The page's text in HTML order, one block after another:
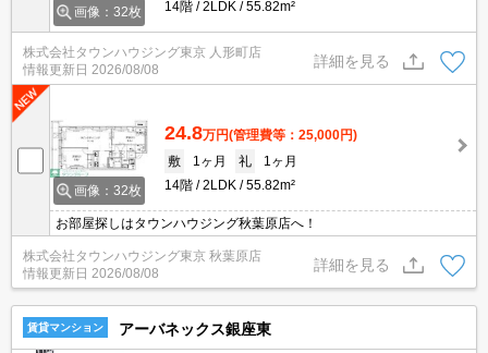
画像：32枚 14階 2LDK 55.82m²
株式会社タウンハウジング東京 人形町店
情報更新日 2026/08/08
詳細を見る
画像：32枚
24.8万円(管理費等：25,000円)
敷
1ヶ月 礼
1ヶ月
14階
2LDK 55.82m²
お部屋探しはタウンハウジング秋葉原店へ！
株式会社タウンハウジング東京 秋葉原店
情報更新日 2026/08/08
詳細を見る
賃貸マンション アーバネックス銀座東